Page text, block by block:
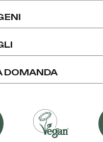
DOMANDA